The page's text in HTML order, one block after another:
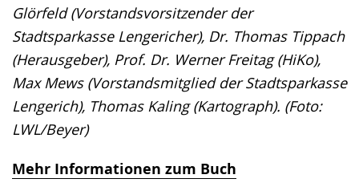
Glörfeld (Vorstandsvorsitzender der
Stadtsparkasse Lengericher), Dr. Thomas Tippach
(Herausgeber), Prof. Dr. Werner Freitag (HiKo),
Max Mews (Vorstandsmitglied der Stadtsparkasse
Lengerich), Thomas Kaling (Kartograph). (Foto:
LWL/Beyer)
Mehr Informationen zum Buch